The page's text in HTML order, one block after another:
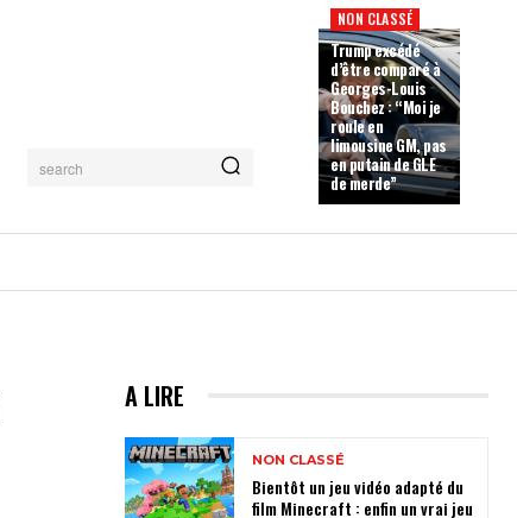
search
NON CLASSÉ
Trump excédé
d’être comparé à
Georges-Louis
Bouchez : “Moi je
roule en
limousine GM, pas
en putain de GLE
de merde”
A LIRE
NON CLASSÉ
Bientôt un jeu vidéo adapté du
film Minecraft : enfin un vrai jeu